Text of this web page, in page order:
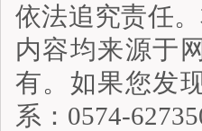
依法追究责任
内容均来源于
有。如果您发
系：0574-